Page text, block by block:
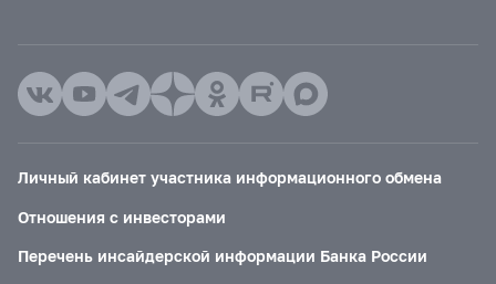
Личный кабинет участника информационного обмена
Отношения с инвесторами
Перечень инсайдерской информации Банка России